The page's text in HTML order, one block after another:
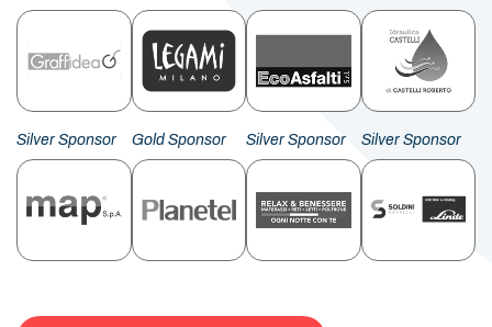
Silver Sponsor Gold Sponsor Silver Sponsor Silver Sponsor